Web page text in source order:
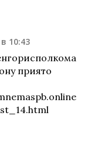
10:43
приято